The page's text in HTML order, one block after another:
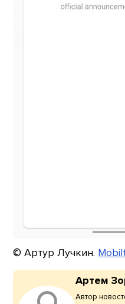
© Артур Лучкин.
Артем
Автор